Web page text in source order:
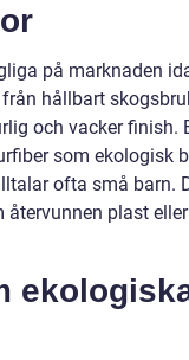
på marknaden
hållbart
och vacker finish.
som ekologisk
ofta små barn.
återvunnen plast eller